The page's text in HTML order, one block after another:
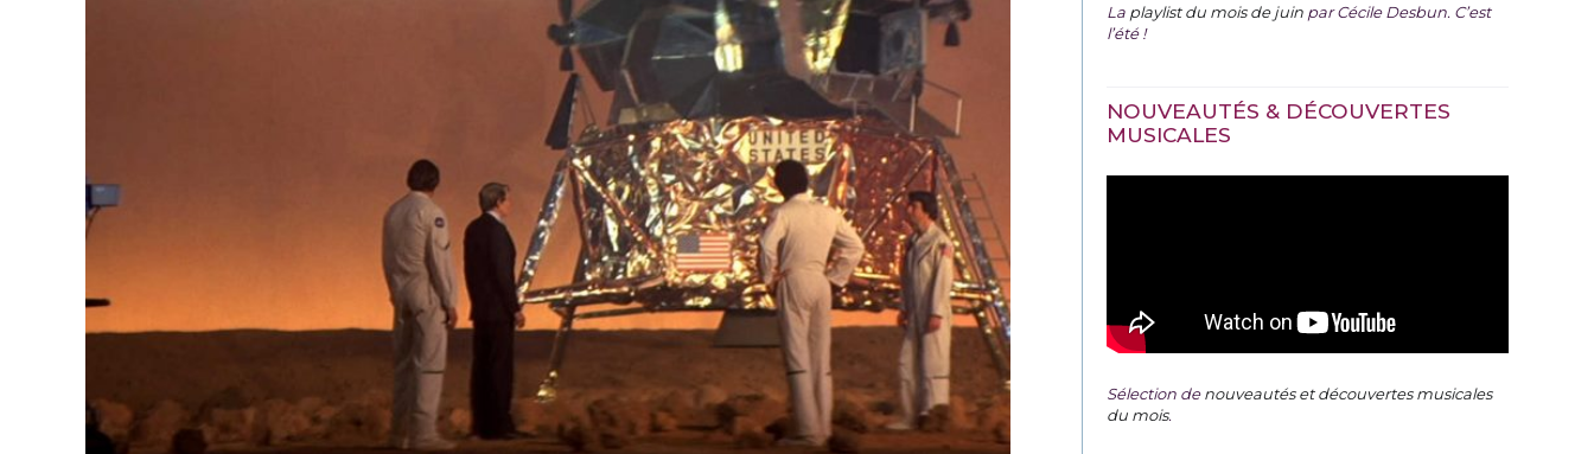
La playlist du mois de juin par Cécile Desbun. C’est
l’été !
NOUVEAUTÉS & DÉCOUVERTES
MUSICALES
Sélection denouveautés et découvertes musicales
du mois.